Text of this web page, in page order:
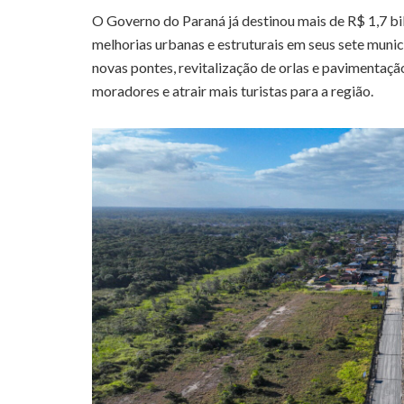
O Governo do Paraná já destinou mais de R$ 1,7
melhorias urbanas e estruturais em seus sete
novas pontes, revitalização de orlas e
moradores e atrair mais turistas para a região.